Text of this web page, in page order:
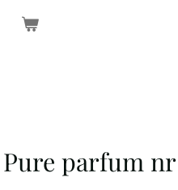
Pure parfum nr